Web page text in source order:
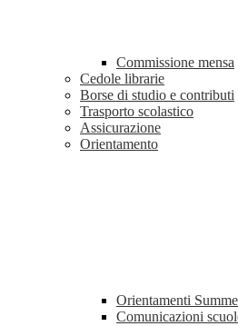
Commissione mensa
Cedole librarie
Borse di studio e contributi
Trasporto scolastico
Assicurazione
Orientamento
Orientamenti
Comunicazioni